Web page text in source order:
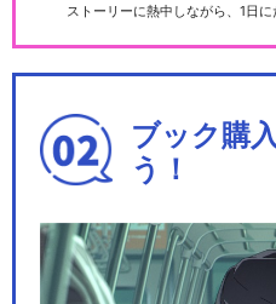
ストーリーに熱中しながら、1日
ブック購
う！